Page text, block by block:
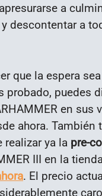
a
descontentar a
que la espera
probado, puedes
en sus
ahora. También
ya la pre-
III en la
. El precio